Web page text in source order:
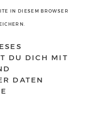
IN DIESEM BROWSER
DU DICH MIT
DATEN